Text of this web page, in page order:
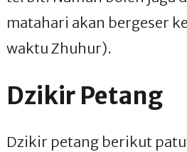
matahari akan bergeser
waktu Zhuhur).
Dzikir Petang
Dzikir petang berikut